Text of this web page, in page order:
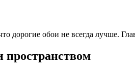
дорогие обои не всегда лучше.
пространством